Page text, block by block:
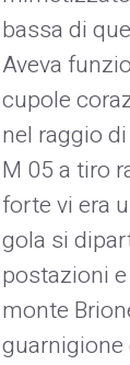
bassa di
Aveva
cupole
nel raggio
M 05 a tiro
forte vi era
gola si
postazioni
monte